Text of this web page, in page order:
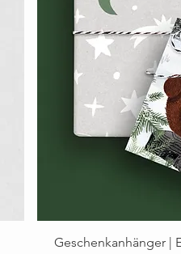
Geschenkanhänger |